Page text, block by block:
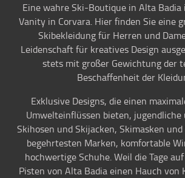
LageEine wahre Ski-Boutique in Alta Badia
Vanity in Corvara. Hier finden Sie eine
Skibekleidung für Herren und
Leidenschaft für kreatives Design
stets mit großer Gewichtung der
Beschaffenheit der
Exklusive Designs, die einen
Umwelteinflüssen bieten,
Skihosen und Skijacken, Skimasken
begehrtesten Marken, komfortable
hochwertige Schuhe. Weil die Tage
Pisten von Alta Badia einen Hauch von